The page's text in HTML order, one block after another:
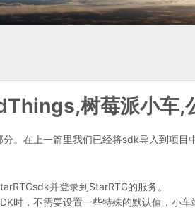
树莓派小车,
。在上一篇里我们已经将sdk导入到项目
并登录到StarRTC的服务。
时，不需要设置一些特殊的默认值，小车